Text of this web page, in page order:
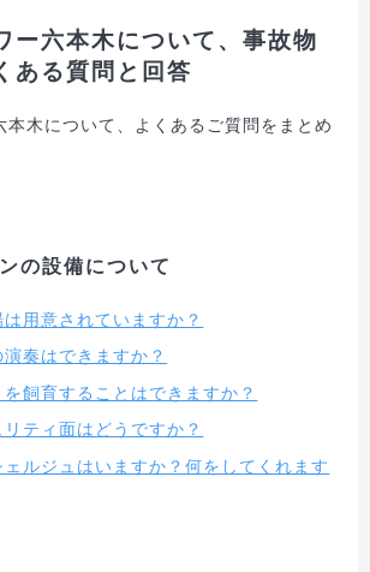
ー六本木について、事故物
ある質問と回答
本木について、よくあるご質問をまとめ
の設備について
用意されていますか？
奏はできますか？
飼育することはできますか？
ティ面はどうですか？
ルジュはいますか？何をしてくれます